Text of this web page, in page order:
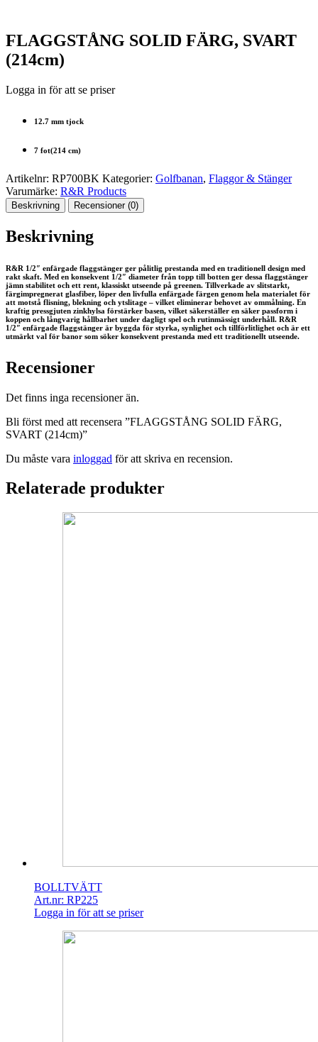
FLAGGSTÅNG SOLID FÄRG, SVART
(214cm)
Logga in för att se priser
12.7 mm tjock
7 fot(214 cm)
Artikelnr: RP700BK Kategorier: Golfbanan, Flaggor & Stänger
Varumärke: R&R Products
Beskrivning Recensioner (0)
Beskrivning
R&R 1/2″ enfärgade flaggstänger ger pålitlig prestanda med en traditionell design med
rakt skaft. Med en konsekvent 1/2″ diameter från topp till botten ger dessa flaggstänger
jämn stabilitet och ett rent, klassiskt utseende på greenen. Tillverkade av slitstarkt,
färgimpregnerat glasfiber, löper den livfulla enfärgade färgen genom hela materialet för
att motstå flisning, blekning och ytslitage – vilket eliminerar behovet av ommålning. En
kraftig pressgjuten zinkhylsa förstärker basen, vilket säkerställer en säker passform i
koppen och långvarig hållbarhet under dagligt spel och rutinmässigt underhåll. R&R
1/2″ enfärgade flaggstänger är byggda för styrka, synlighet och tillförlitlighet och är ett
utmärkt val för banor som söker konsekvent prestanda med ett traditionellt utseende.
Recensioner
Det finns inga recensioner än.
Bli först med att recensera ”FLAGGSTÅNG SOLID FÄRG,
SVART (214cm)”
Du måste vara inloggad för att skriva en recension.
Relaterade produkter
BOLLTVÄTT
Art.nr: RP225
Logga in för att se priser